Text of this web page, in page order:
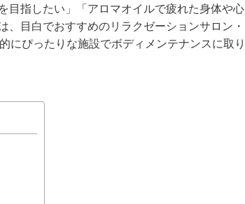
目指したい」「アロマオイルで疲れた身体や心
目白でおすすめのリラクゼーションサロン・
にぴったりな施設でボディメンテナンスに取り